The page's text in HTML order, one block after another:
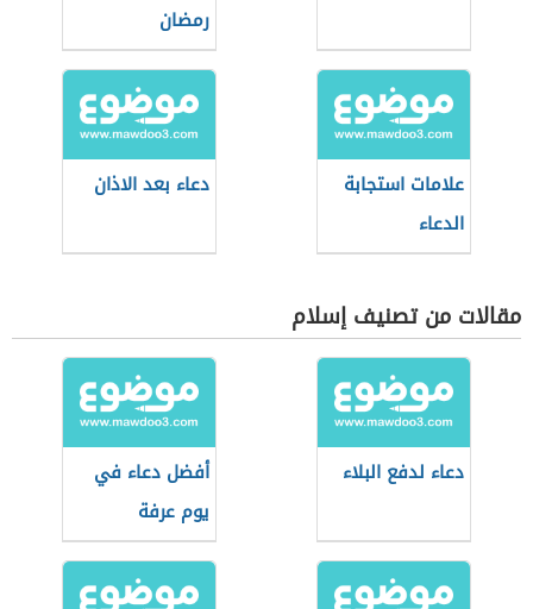
رمضان
علامات استجابة
الدعاء
دعاء بعد الاذان
مقالات من تصنيف إسلام
دعاء لدفع البلاء
أفضل دعاء في
يوم عرفة